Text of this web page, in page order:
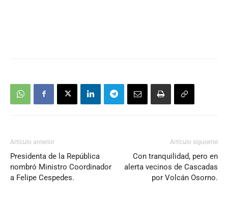
Artículo anterior
Presidenta de la República
nombró Ministro Coordinador
a Felipe Cespedes.
Artículo siguiente
Con tranquilidad, pero en
alerta vecinos de Cascadas
por Volcán Osorno.